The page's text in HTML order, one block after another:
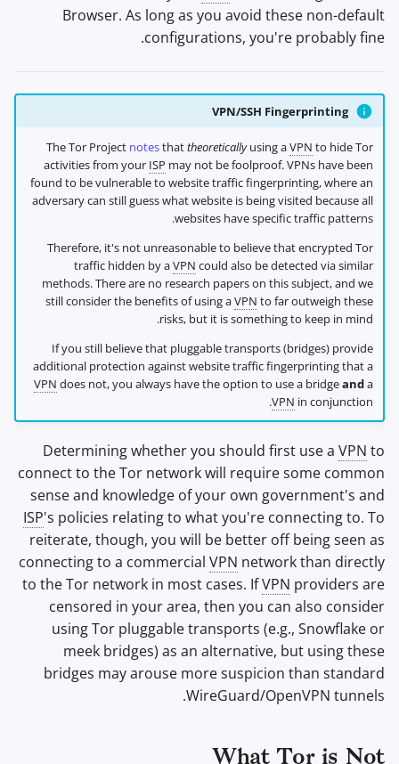
Browser. As long as you avoid these non-default
configurations, you're probably fine.
VPN/SSH Fingerprinting
The Tor Project notesthattheoreticallyusing aVPN to hide Tor
activities from your ISP may not be foolproof. VPNs have been
found to be vulnerable to website traffic fingerprinting, where an
adversary can still guess what website is being visited because all
websites have specific traffic patterns.
Therefore, it's not unreasonable to believe that encrypted Tor
traffic hidden by aVPN could also be detected via similar
methods. There are no research papers on this subject, and we
still consider the benefits of using aVPN to far outweigh these
risks, but it is something to keep in mind.
If you still believe that pluggable transports (bridges) provide
additional protection against website traffic fingerprinting that a
VPN does not, you always have the option to use a bridgeanda
VPN in conjunction.
Determining whether you should first use a VPN to
connect to the Tor network will require some common
sense and knowledge of your own government's and
ISP's policies relating to what you're connecting to. To
reiterate, though, you will be better off being seen as
connecting to a commercial VPN network than directly
to the Tor network in most cases. IfVPN providers are
censored in your area, then you can also consider
using Tor pluggable transports (e.g., Snowflake or
meek bridges) as an alternative, but using these
bridges may arouse more suspicion than standard
WireGuard/OpenVPN tunnels.
What Tor is Not